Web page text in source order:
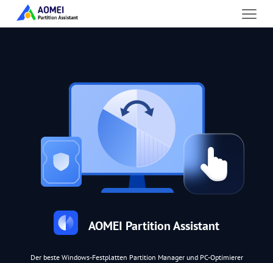
AOMEI Partition Assistant
Der beste Windows-Festplatten Partition Manager und PC-Optimierer